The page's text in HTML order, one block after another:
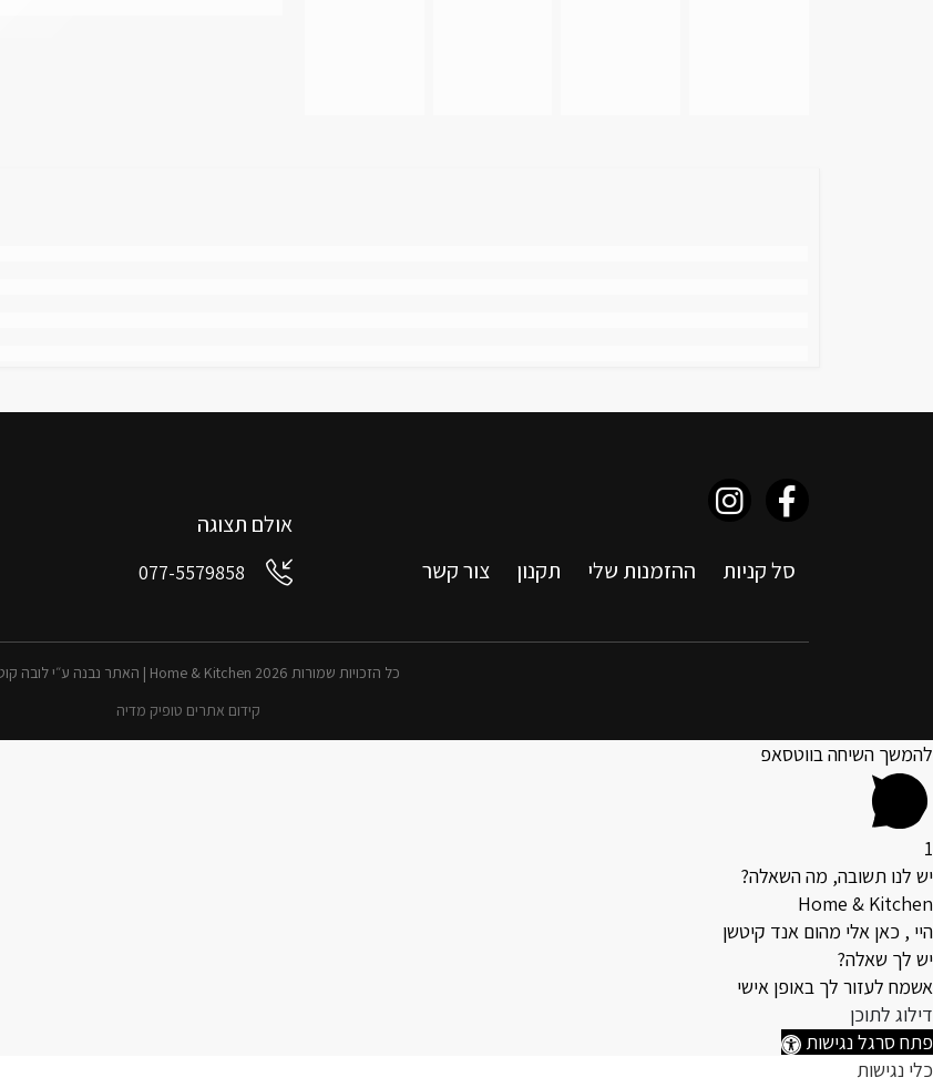
סל קניות ההזמנות שלי תקנון צור קשר
אולם תצוגה
077-5579858
כל הזכויות שמורות 2026 Home & Kitchen | האתר נבנה ע״י לובה קוטליק
קידום אתרים טופיק מדיה
להמשך השיחה בווטסאפ
1
יש לנו תשובה, מה השאלה?
Home & Kitchen
היי , כאן אלי מהום אנד קיטשן
יש לך שאלה?
אשמח לעזור לך באופן אישי
דילוג לתוכן
פתח סרגל נגישות
כלי נגישות